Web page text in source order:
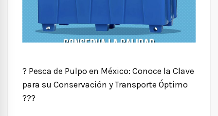
? Pesca de Pulpo en México: Conoce la Clave
para su Conservación y Transporte Óptimo
???